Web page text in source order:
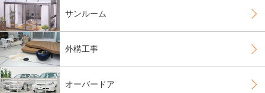
サンルーム
外構工事
オーバードア